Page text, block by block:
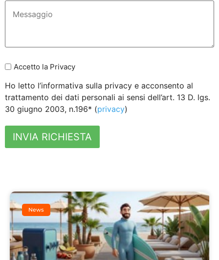
Accetto la Privacy
Ho letto l’informativa sulla privacy e acconsento al
trattamento dei dati personali ai sensi dell’art. 13 D. lgs.
30 giugno 2003, n.196* (privacy)
INVIA RICHIESTA
News